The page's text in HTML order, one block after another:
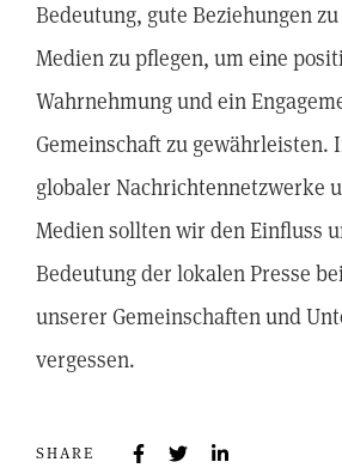
SHARE
Bedeutung, gute Beziehungen
Medien zu pflegen, um eine
Wahrnehmung und ein
Gemeinschaft zu gewährleisten.
globaler Nachrichtennetzwerke
Medien sollten wir den Einfluss
Bedeutung der lokalen Presse
unserer Gemeinschaften und
vergessen.